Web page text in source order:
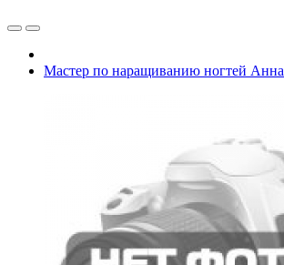
Мастер по наращиванию ногтей Анна